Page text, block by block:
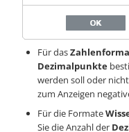
Für das
Dezimalpunkte
werden soll oder
zum Anzeigen
Für die Formate
Sie die Anzahl der